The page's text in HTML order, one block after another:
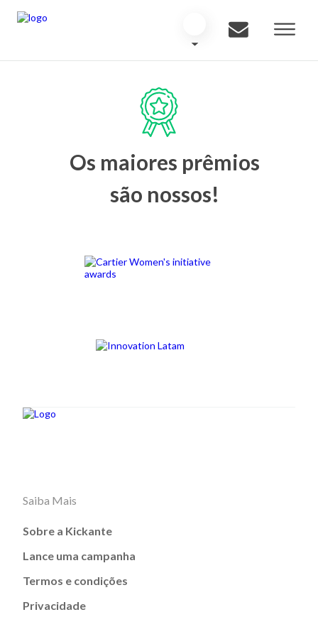
Os maiores prêmios
são nossos!
Saiba Mais
Sobre a Kickante
Lance uma campanha
Termos e condições
Privacidade